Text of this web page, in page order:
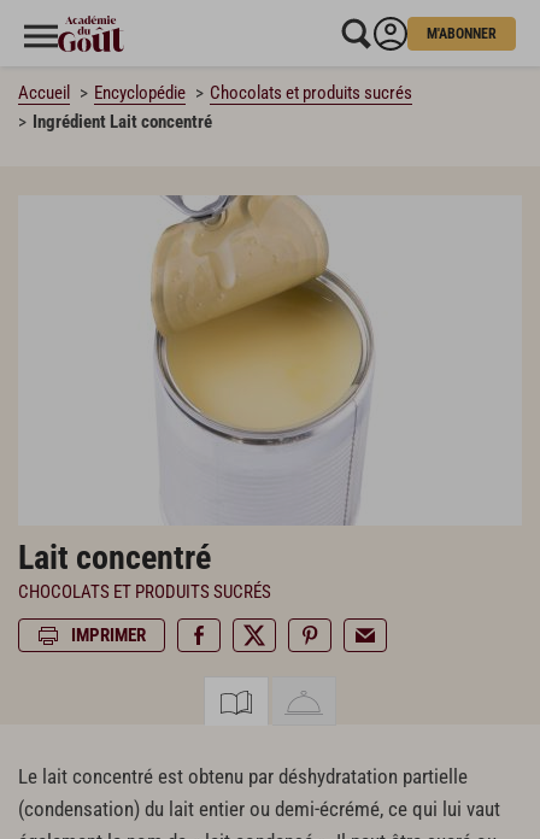
M'ABONNER
Accueil Encyclopédie
Chocolats et produits sucrés
Ingrédient Lait concentré
Lait concentré
CHOCOLATS ET PRODUITS SUCRÉS
IMPRIMER
Le lait concentré est obtenu par déshydratation partielle
(condensation) du lait entier ou demi-écrémé, ce qui lui vaut